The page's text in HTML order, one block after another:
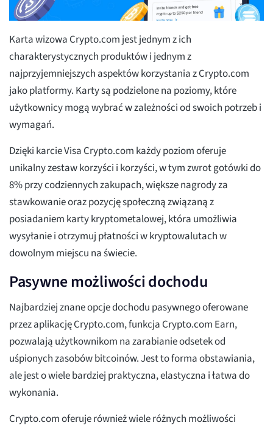
Karta wizowa Crypto.com jest jednym z ich
charakterystycznych produktów i jednym z
najprzyjemniejszych aspektów korzystania z Crypto.com
jako platformy. Karty są podzielone na poziomy, które
użytkownicy mogą wybrać w zależności od swoich potrzeb i
wymagań.
Dzięki karcie Visa Crypto.com każdy poziom oferuje
unikalny zestaw korzyści i korzyści, w tym zwrot gotówki do
8% przy codziennych zakupach, większe nagrody za
stawkowanie oraz pozycję społeczną związaną z
posiadaniem karty kryptometalowej, która umożliwia
wysyłanie i otrzymuj płatności w kryptowalutach w
dowolnym miejscu na świecie.
Pasywne możliwości dochodu
Najbardziej znane opcje dochodu pasywnego oferowane
przez aplikację Crypto.com, funkcja Crypto.com Earn,
pozwalają użytkownikom na zarabianie odsetek od
uśpionych zasobów bitcoinów. Jest to forma obstawiania,
ale jest o wiele bardziej praktyczna, elastyczna i łatwa do
wykonania.
Crypto.com oferuje również wiele różnych możliwości